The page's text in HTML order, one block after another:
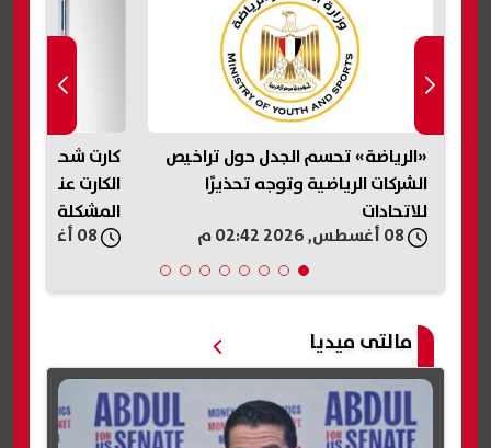
«الرياضة» تحسم الجدل حول تراخيص
الشركات الرياضية وتوجه تحذيرًا
للاتحادات
كارت شحن عداد
الكارت عند
المشكلة
مالتى ميديا